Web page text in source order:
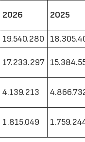
2026 2025
19.540.280
17.233.297
4.139.213
1.815.049